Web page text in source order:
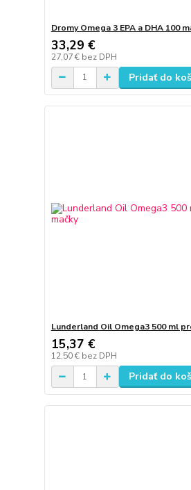
Dromy Omega 3 EPA a DHA 100
33,29 €
27,07 € bez DPH
Pridať do
Lunderland Oil Omega3 500 ml
15,37 €
12,50 € bez DPH
Pridať do